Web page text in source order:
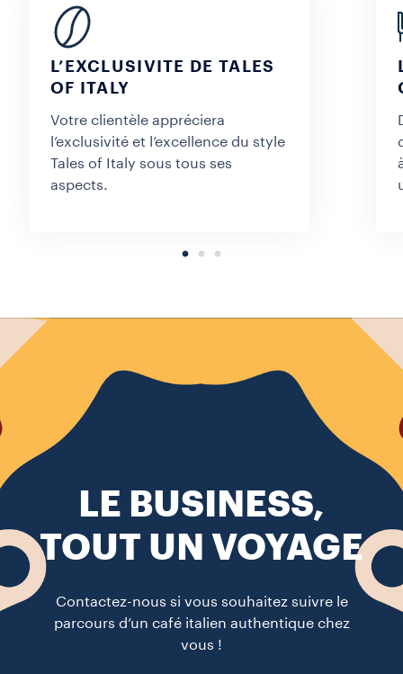
L’EXCLUSIVITE DE TALES
OF ITALY
Votre clientèle appréciera
l’exclusivité et l’excellence du style
Tales of Italy sous tous ses
aspects.
LE BUSINESS,
TOUT UN VOYAGE
Contactez-nous si vous souhaitez suivre le
parcours d’un café italien authentique chez
vous !